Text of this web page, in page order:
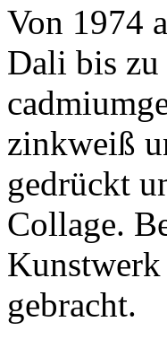
Von 1974
Dali bis zu
zinkweiß
gedrückt
Collage.
gebracht.